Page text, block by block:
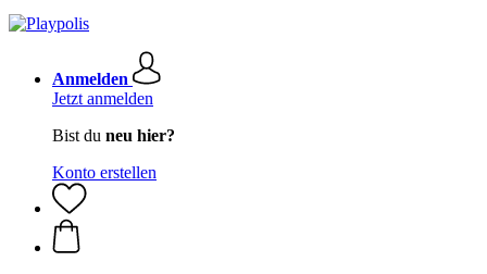
Anmelden
Jetzt anmelden
Bist du neu hier?
Konto erstellen